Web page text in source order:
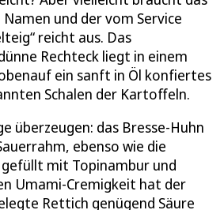
und der vom Service
reicht aus. Das
Rechteck liegt in einem
ein sanft in Öl konfiertes
Schalen der Kartoffeln.
überzeugen: das Bresse-Huhn
ebenso wie die
mit Topinambur und
Umami-Cremigkeit hat der
Rettich genügend Säure